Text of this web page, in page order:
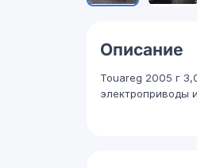
Описание
Touareg 2005 г
электроприводы